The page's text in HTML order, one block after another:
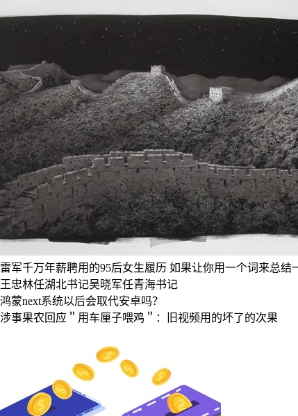
雷军千万年薪聘用的95后女生履历 如果让你用一个词来总结
王忠林任湖北书记吴晓军任青海书记
鸿蒙next系统以后会取代安卓吗？
涉事果农回应＂用车厘子喂鸡＂：旧视频用的坏了的次果